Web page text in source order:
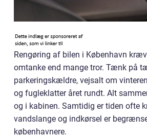
Rengøring af bilen i København
omtanke end mange tror. Tænk på
parkeringskældre, vejsalt om
og fugleklatter året rundt. Alt
og i kabinen. Samtidig er tiden ofte
vandslange og indkørsel er
københavnere.